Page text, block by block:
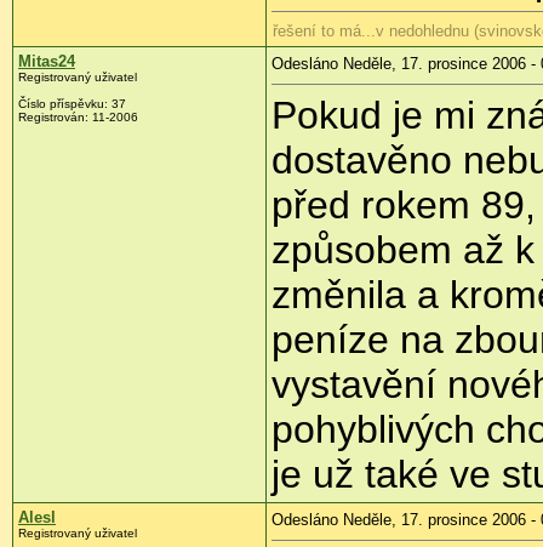
řešení to má...v nedohlednu
Mitas24
Registrovaný uživatel
Číslo příspěvku: 37
Registrován: 11-2006
Odesláno Neděle, 17. prosince 2006 -
Pokud je mi
dostavěno
před rokem
způsobem až
změnila a
peníze na
vystavění
pohyblivých
je už také ve
Alesl
Registrovaný uživatel
Odesláno Neděle, 17. prosince 2006 -